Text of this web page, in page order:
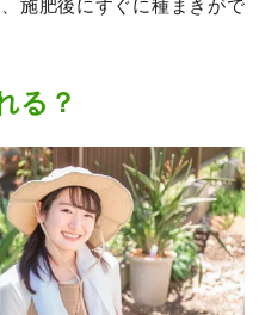
施肥後にすぐに種まきがで
る？